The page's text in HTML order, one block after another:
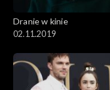
Dranie w kinie
02.11.2019